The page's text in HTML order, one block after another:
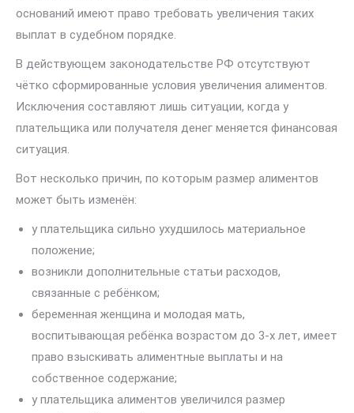
оснований имеют право требовать увеличения таких
выплат в судебном порядке.
В действующем законодательстве РФ отсутствуют
чётко сформированные условия увеличения алиментов.
Исключения составляют лишь ситуации, когда у
плательщика или получателя денег меняется финансовая
ситуация.
Вот несколько причин, по которым размер алиментов
может быть изменён:
у плательщика сильно ухудшилось материальное
положение;
возникли дополнительные статьи расходов,
связанные с ребёнком;
беременная женщина и молодая мать,
воспитывающая ребёнка возрастом до 3-х лет, имеет
право взыскивать алиментные выплаты и на
собственное содержание;
у плательщика алиментов увеличился размер